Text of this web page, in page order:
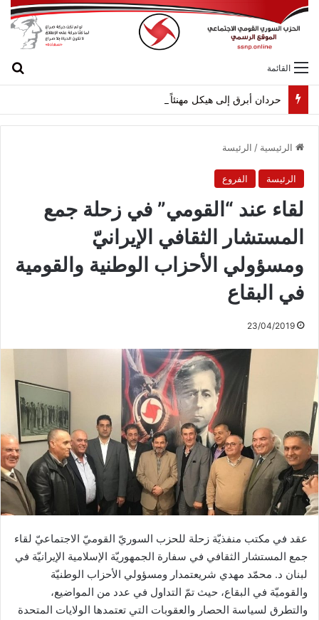
القائمة
حردان أبرق إلى هيكل مهنئاً بمناسبة عيد الجيش
الرئيسية / الرئيسة
الرئيسة الفروع
لقاء عند “القومي” في زحلة جمع
المستشار الثقافي الإيرانيّ
ومسؤولي الأحزاب الوطنية والقومية
في البقاع
23/04/2019
عقد في مكتب منفذيّة زحلة للحزب السوريّ القوميّ الاجتماعيّ لقاء
جمع المستشار الثقافي في سفارة الجمهوريّة الإسلامية الإيرانيّة في
لبنان د. محمّد مهدي شريعتمدار ومسؤولي الأحزاب الوطنيّة
والقوميّة في البقاع، حيث تمّ التداول في عدد من المواضيع،
والتطرق لسياسة الحصار والعقوبات التي تعتمدها الولايات المتحدة